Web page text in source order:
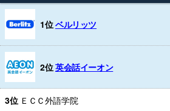
1位ベルリッツ
2位英会話イーオン
3位 ＥＣＣ外語学院